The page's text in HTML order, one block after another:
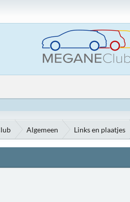
Algemeen Links en plaatjes